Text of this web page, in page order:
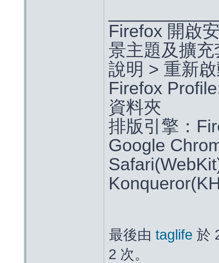
Firefox 開啟
景主題及擴
說明 > 重新
Firefox
資料夾
排版引擎：
Google
最後由 taglife 於
2 次。